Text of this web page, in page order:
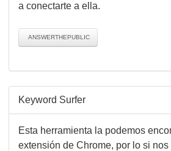
a conectarte a ella.
ANSWERTHEPUBLIC
Keyword Surfer
Esta herramienta la podemos
extensión de Chrome, por lo si